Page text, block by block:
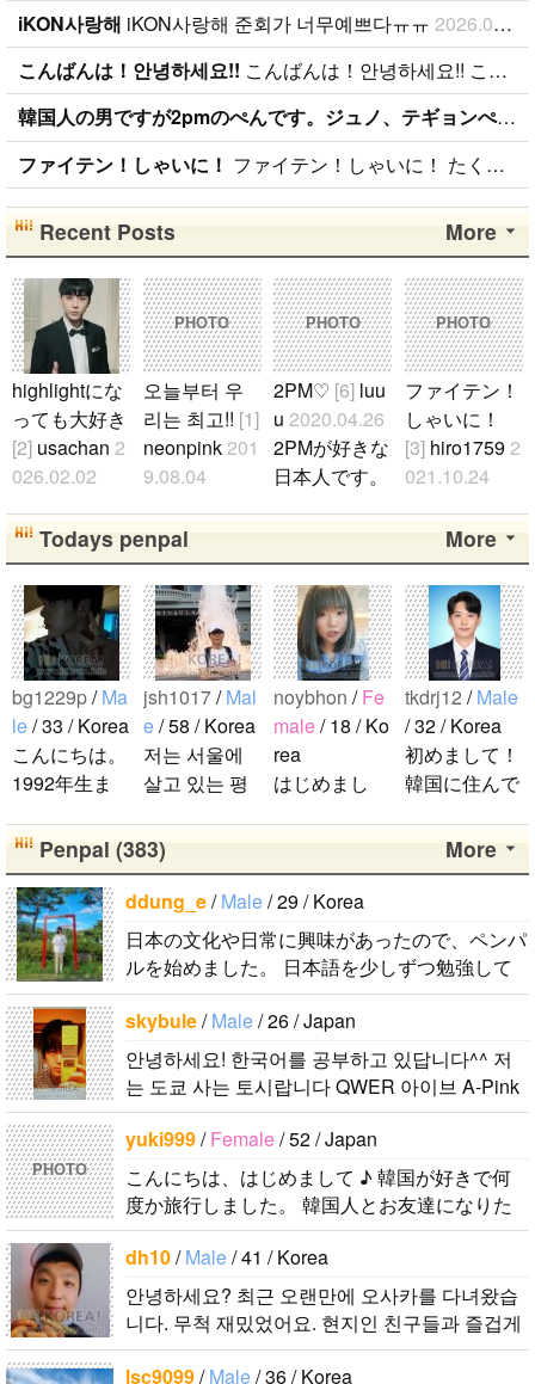
iKON사랑해 iKON사랑해 준회가 너무예쁘다ㅠㅠ 2026.01.09
こんばんは！안녕하세요!! こんばんは！안녕하세요!! こんばんは！ 日本BANAです( ˆoˆ )/ 性別、年齢、国籍関係なく BANAと仲良くしたいです！！ ちなみに、94lineゴンチャンぺんです！ コメント、メール待ってます( ˆoˆ )/안녕하세요!
韓国人の男ですが2pmのぺんです。ジュノ、テギョンぺんが特にぺんです。
ファイテン！しゃいに！ ファイテン！しゃいに！ たくさん応援します！
More
Recent Posts
highlightにな
っても大好き
[2] usachan2
026.02.02
たのが、遅か
ったからいろ
んな情報が欲
しいです。 hi
ghlightになっ
ても好きな気
持ちは変わり
ません。 メ
ンバー全員が
大好きです
が、一番大好
きなのはジュ
ンヒョンで
す。 彼らの
ことたくさん
知りたいで
す。..
PHOTO
오늘부터 우
리는 최고!! [1]
neonpink201
9.08.04
린 정은비 최
유나 황은비
김예원 여!!
자!!친!!구!!..
PHOTO
2PM♡ [6] luu
u2020.04.26
2PMが好きな
日本人です。
ください。..
PHOTO
ファイテン！
しゃいに！
[3]hiro17592
021.10.24
します！..
More
Todays penpal
bg1229p/Ma
le/ 33 / Korea
こんにちは。
1992年生ま
す。 出身地
は済州島で
す。 日本の
ことは高校生
の時から興味
を持ちまし
た。 日本の
好きなところ
は文化や食べ
物です。 特
に街の雰囲気
が..
jsh1017/Mal
e/ 58 / Korea
저는 서울에
살고 있는 평
니다 일본의
비슷한 연령
의 친구들과
친해지고 싶
어요 일본에
가면 좋은 곳
소개 시켜주
면 감사하겠
습니다 반대
로 한국에 오
시면 가이드
해 드릴..
noybhon /Fe
male/ 18 / Ko
rea
はじめまし
前はイナで
す。今日本語
を勉強してい
ます。。。だ
から日本人の
友達を作りた
いです。よろ
しくおねがい
します..
tkdrj12 /Male
/ 32 / Korea
初めまして！
韓国に住んで
段は音楽を聴
くことや運動
間がある時は
釣りに行くの
が本当に大好
ポットを探し
たり、ノリの
ddung_e/Ma
le/ 29 / Korea
日本の文化や
日常に興味が
あったので、
ペンパルを始
めました。
日本語を少し
ずつ勉強して
いるので、自
然に会話しな
がら実力を伸
ばしたいで
す。 もちろ
ん、私も韓国
文化や韓国..
More
Penpal (383)
ddung_e/Male/ 29 / Korea
日本の文化や日常に興味があったので、ペンパ
ルを始めました。 日本語を少しずつ勉強して
いるので、自然に会話しながら実力を伸ばした
いです。 もちろん、私も韓国文化や韓国..
skybule/Male/ 26 / Japan
안녕하세요! 한국어를 공부하고 있답니다^^ 저
는 도쿄 사는 토시랍니다 QWER 아이브 A-Pink
東方神起(5명) 하이라이트 세븐어클락 볼빨간사
춘기 JYJ AOA 9muses 좋아해요ㅎㅎㅎ 같이 한
국어..
PHOTO
yuki999/Female/ 52 / Japan
こんにちは、はじめまして ♪ 韓国が好きで何
度か旅行しました。 韓国人とお友達になりた
くて登録しました。よろしくお願いします^..
dh10/Male/ 41 / Korea
안녕하세요? 최근 오랜만에 오사카를 다녀왔습
니다. 무척 재밌었어요. 현지인 친구들과 즐겁게
대화를 하고 싶습니다. 연락주..
lsc9099/Male/ 36 / Korea